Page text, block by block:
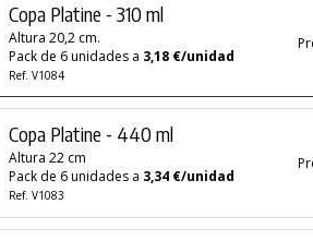
Copa Platine - 310 ml
Altura 20,2 cm.
Pack de 6 unidades a 3,18 €/unidad
Ref. V1084
Copa Platine - 440 ml
Altura 22 cm
Pack de 6 unidades a 3,34 €/unidad
Ref. V1083